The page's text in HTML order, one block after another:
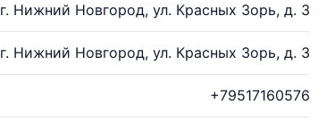
г. Нижний Новгород, ул. Красных Зорь, д. 3
г. Нижний Новгород, ул. Красных Зорь, д. 3
+79517160576